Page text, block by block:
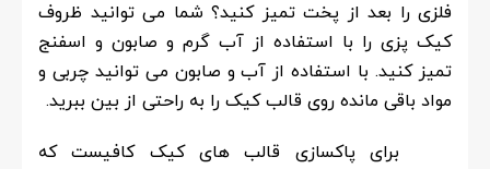
فلزی را بعد از پخت تمیز کنید؟ شما می توانید ظروف
کیک پزی را با استفاده از آب گرم و صابون و اسفنج
تمیز کنید. با استفاده از آب و صابون می توانید چربی و
مواد باقی مانده روی قالب کیک را به راحتی از بین ببرید.
برای پاکسازی قالب های کیک کافیست که